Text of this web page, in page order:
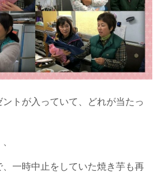
トが入っていて、どれが当たっ
一時中止をしていた焼き芋も再